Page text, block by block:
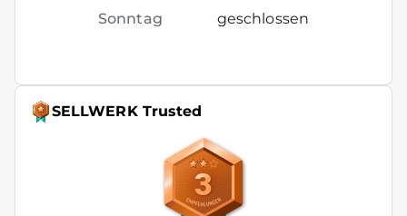
Sonntag
geschlossen
SELLWERK Trusted
3